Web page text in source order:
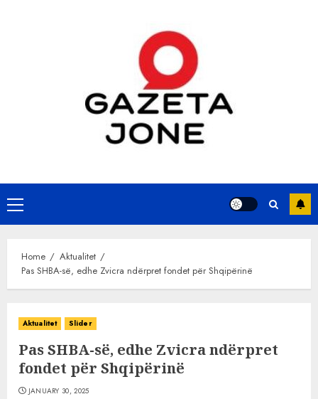
Primary
Menu
Home
Aktualitet
Pas SHBA-së, edhe Zvicra ndërpret fondet për Shqipërinë
Aktualitet Slider
Pas SHBA-së, edhe Zvicra ndërpret
fondet për Shqipërinë
JANUARY 30, 2025